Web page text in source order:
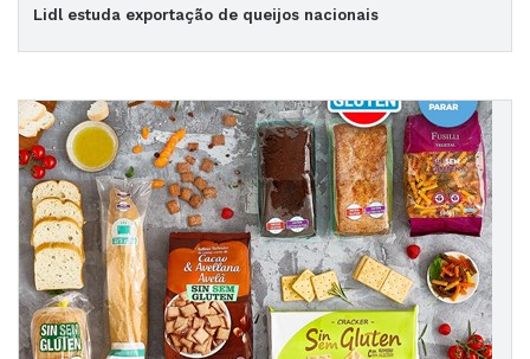
Lidl estuda exportação de queijos nacionais